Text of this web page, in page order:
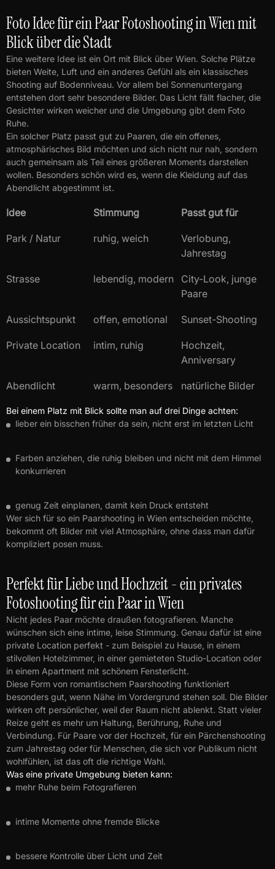
Foto Idee für ein Paar Fotoshooting in Wien mit
Blick über die Stadt
Eine weitere Idee ist ein Ort mit Blick über Wien. Solche Plätze
bieten Weite, Luft und ein anderes Gefühl als ein klassisches
Shooting auf Bodenniveau. Vor allem bei Sonnenuntergang
entstehen dort sehr besondere Bilder. Das Licht fällt flacher, die
Gesichter wirken weicher und die Umgebung gibt dem Foto
Ruhe.
Ein solcher Platz passt gut zu Paaren, die ein offenes,
atmosphärisches Bild möchten und sich nicht nur nah, sondern
auch gemeinsam als Teil eines größeren Moments darstellen
wollen. Besonders schön wird es, wenn die Kleidung auf das
Abendlicht abgestimmt ist.
Idee Stimmung Passt gut für
Park / Natur ruhig, weich
Verlobung,
Jahrestag
Strasse lebendig, modern
City-Look, junge
Paare
Aussichtspunkt offen, emotional Sunset-Shooting
Private Location intim, ruhig
Hochzeit,
Anniversary
Abendlicht warm, besonders natürliche Bilder
Bei einem Platz mit Blick sollte man auf drei Dinge achten:
lieber ein bisschen früher da sein, nicht erst im letzten Licht
Farben anziehen, die ruhig bleiben und nicht mit dem Himmel
konkurrieren
genug Zeit einplanen, damit kein Druck entsteht
Wer sich für so ein Paarshooting in Wien entscheiden möchte,
bekommt oft Bilder mit viel Atmosphäre, ohne dass man dafür
kompliziert posen muss.
Perfekt für Liebe und Hochzeit - ein privates
Fotoshooting für ein Paar in Wien
Nicht jedes Paar möchte draußen fotografieren. Manche
wünschen sich eine intime, leise Stimmung. Genau dafür ist eine
private Location perfekt - zum Beispiel zu Hause, in einem
stilvollen Hotelzimmer, in einer gemieteten Studio-Location oder
in einem Apartment mit schönem Fensterlicht.
Diese Form von romantischem Paarshooting funktioniert
besonders gut, wenn Nähe im Vordergrund stehen soll. Die Bilder
wirken oft persönlicher, weil der Raum nicht ablenkt. Statt vieler
Reize geht es mehr um Haltung, Berührung, Ruhe und
Verbindung. Für Paare vor der Hochzeit, für ein Pärchenshooting
zum Jahrestag oder für Menschen, die sich vor Publikum nicht
wohlfühlen, ist das oft die richtige Wahl.
Was eine private Umgebung bieten kann:
mehr Ruhe beim Fotografieren
intime Momente ohne fremde Blicke
bessere Kontrolle über Licht und Zeit